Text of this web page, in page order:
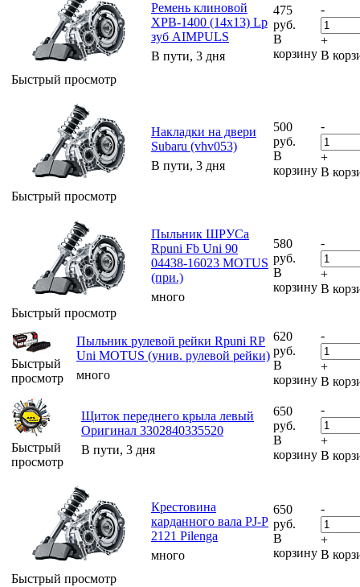
Быстрый просмотр
Ремень клиновой
XPB-1400 (14х13) Lp
зуб AIMPULS
В пути, 3 дня
475
руб.
В
корзину
-
+
В
Быстрый просмотр
Накладки на двери
Subaru (vhv053)
В пути, 3 дня
500
руб.
В
корзину
-
+
В
Быстрый просмотр
Пыльник ШРУСа
Rpuni Fb Uni 90
04438-16023 MOTUS
(при.)
много
580
руб.
В
корзину
-
+
В
Быстрый
просмотр
Пыльник рулевой рейки Rpuni RP
Uni MOTUS (унив. рулевой рейки)
много
620
руб.
В
корзину
-
+
В
Быстрый
просмотр
Щиток переднего крыла левый
Оригинал 3302840335520
В пути, 3 дня
650
руб.
В
корзину
-
+
В
Быстрый просмотр
Крестовина
карданного вала PJ-P
2121 Pilenga
много
650
руб.
В
корзину
-
+
В